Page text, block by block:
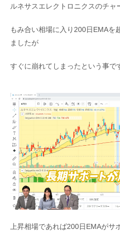
ルネサスエレクトロニクスのチャ
もみ合い相場に入り200日EMAを
ましたが
すぐに崩れてしまったという事で
上昇相場であれば200日EMAがサ